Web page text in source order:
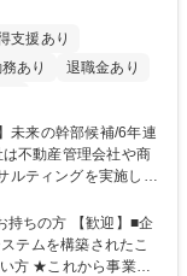
支援あり
あり
退職金あり
ルティングを実施して
ビジネスモデルを展
ム策定などをお任せ
て頂き、徐々に企画
持ちの方 【歓迎】■企